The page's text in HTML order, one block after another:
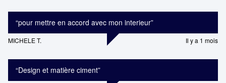
“pour mettre en accord avec mon interieur”
MICHELE T. Il y a 1 mois
“Design et matière ciment”